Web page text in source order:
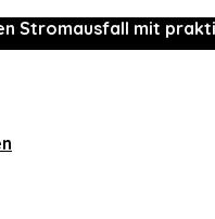
Stromausfall mit